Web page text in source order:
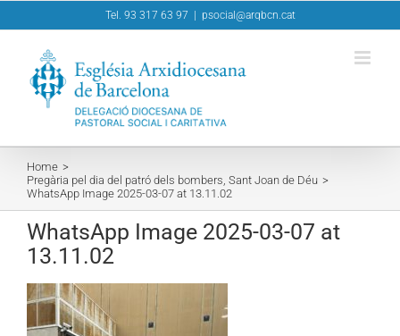
to
Tel. 93 317 63 97 psocial@arqbcn.cat
Home
Pregària pel dia del patró dels bombers, Sant Joan de Déu
WhatsApp Image 2025-03-07 at 13.11.02
WhatsApp Image 2025-03-07 at
13.11.02